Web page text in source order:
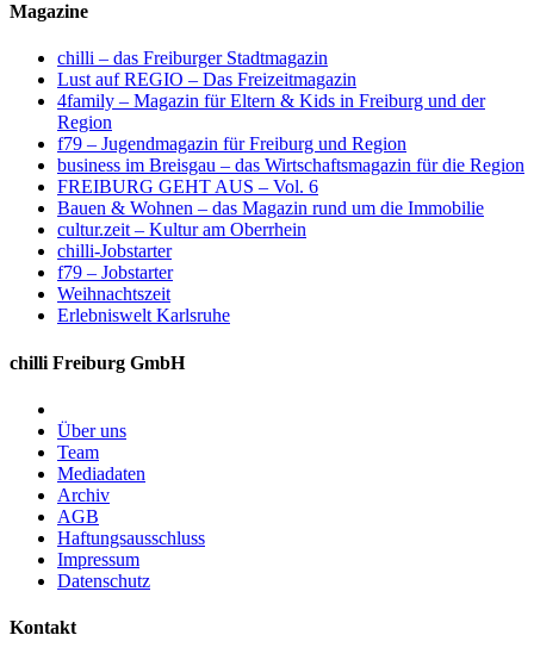
Magazine
chilli – das Freiburger Stadtmagazin
Lust auf REGIO – Das Freizeitmagazin
4family – Magazin für Eltern & Kids in Freiburg und der
Region
f79 – Jugendmagazin für Freiburg und Region
business im Breisgau – das Wirtschaftsmagazin für die Region
FREIBURG GEHT AUS – Vol. 6
Bauen & Wohnen – das Magazin rund um die Immobilie
cultur.zeit – Kultur am Oberrhein
chilli-Jobstarter
f79 – Jobstarter
Weihnachtszeit
Erlebniswelt Karlsruhe
chilli Freiburg GmbH
Über uns
Team
Mediadaten
Archiv
AGB
Haftungsausschluss
Impressum
Datenschutz
Kontakt